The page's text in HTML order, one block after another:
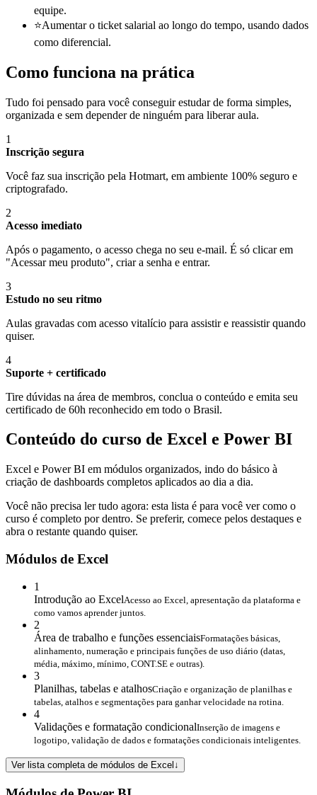
equipe.
⭐Aumentar o ticket salarial ao longo do tempo, usando dados
como diferencial.
Como funciona na prática
Tudo foi pensado para você conseguir estudar de forma simples,
organizada e sem depender de ninguém para liberar aula.
1
Inscrição segura
Você faz sua inscrição pela Hotmart, em ambiente 100% seguro e
criptografado.
2
Acesso imediato
Após o pagamento, o acesso chega no seu e-mail. É só clicar em
"Acessar meu produto", criar a senha e entrar.
3
Estudo no seu ritmo
Aulas gravadas com acesso vitalício para assistir e reassistir quando
quiser.
4
Suporte + certificado
Tire dúvidas na área de membros, conclua o conteúdo e emita seu
certificado de 60h reconhecido em todo o Brasil.
Conteúdo do curso de Excel e Power BI
Excel e Power BI em módulos organizados, indo do básico à
criação de dashboards completos aplicados ao dia a dia.
Você não precisa ler tudo agora: esta lista é para você ver como o
curso é completo por dentro. Se preferir, comece pelos destaques e
abra o restante quando quiser.
Módulos de Excel
1
Introdução ao ExcelAcesso ao Excel, apresentação da plataforma e
como vamos aprender juntos.
2
Área de trabalho e funções essenciaisFormatações básicas,
alinhamento, numeração e principais funções de uso diário (datas,
média, máximo, mínimo, CONT.SE e outras).
3
Planilhas, tabelas e atalhosCriação e organização de planilhas e
tabelas, atalhos e segmentações para ganhar velocidade na rotina.
4
Validações e formatação condicionalInserção de imagens e
logotipo, validação de dados e formatações condicionais inteligentes.
Ver lista completa de módulos de Excel ↓